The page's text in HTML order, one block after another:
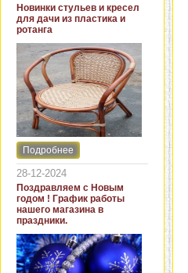
Новинки стульев и кресел
для дачи из пластика и
ротанга
Интернет-магазин "Кровать
и диван" представляет
новинки стульев и кресел
для дачи. В ассортименте
представлены как
бюджетные модели из
пластика для дачи, так и
кресла для загородных
домов из натурального и
искусственного ротанга.
Подробнее
28-12-2024
Поздравляем с Новым
годом ! График работы
нашего магазина в
праздники.